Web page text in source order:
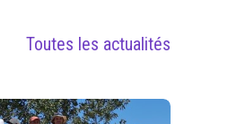
Toutes les actualités